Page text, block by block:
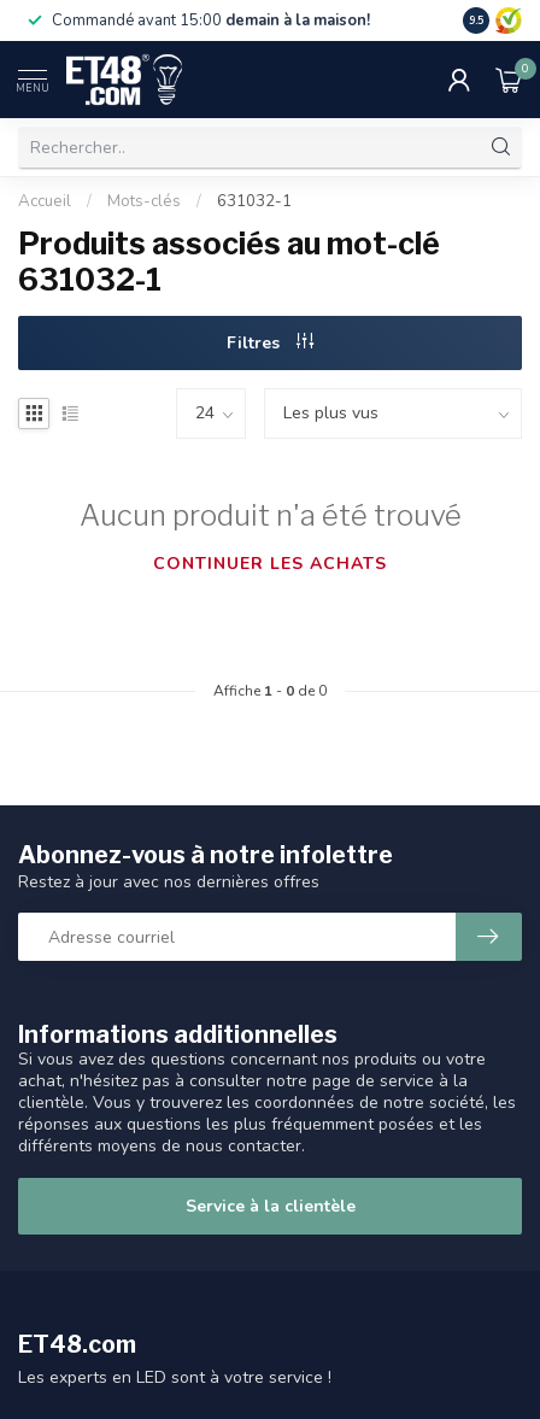
Commandé avant 15:00 demain à la maison! La
de 75 €.
9.5
MENU
0
Accueil / Mots-clés / 631032-1
Produits associés au mot-clé
631032-1
Filtres
Aucun produit n'a été trouvé
CONTINUER LES ACHATS
Affiche 1 - 0 de 0
Informations additionnelles
Si vous avez des questions concernant nos produits ou votre
achat, n'hésitez pas à consulter notre page de service à la
clientèle. Vous y trouverez les coordonnées de notre société, les
réponses aux questions les plus fréquemment posées et les
différents moyens de nous contacter.
Service à la clientèle
Abonnez-vous à notre infolettre
Restez à jour avec nos dernières offres
ET48.com
Les experts en LED sont à votre service !